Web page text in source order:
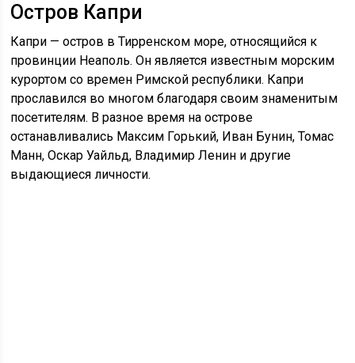
Остров Капри
Капри — остров в Тирренском море, относящийся к
провинции Неаполь. Он является известным морским
курортом со времен Римской республики. Капри
прославился во многом благодаря своим знаменитым
посетителям. В разное время на острове
останавливались Максим Горький, Иван Бунин, Томас
Манн, Оскар Уайльд, Владимир Ленин и другие
выдающиеся личности.